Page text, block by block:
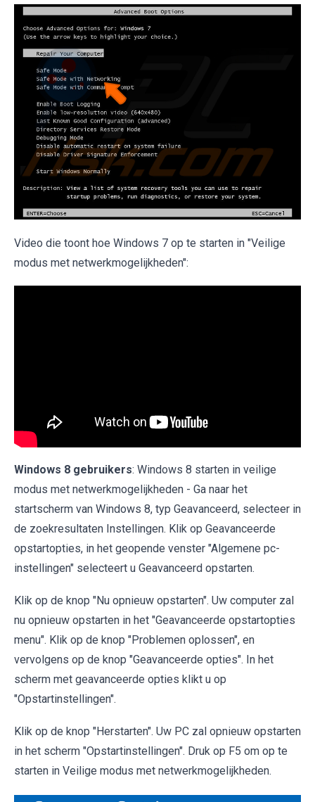
Video die toont hoe Windows 7 op te starten in "Veilige
modus met netwerkmogelijkheden":
Windows 8 gebruikers: Windows 8 starten in veilige
modus met netwerkmogelijkheden - Ga naar het
startscherm van Windows 8, typ Geavanceerd, selecteer in
de zoekresultaten Instellingen. Klik op Geavanceerde
opstartopties, in het geopende venster "Algemene pc-
instellingen" selecteert u Geavanceerd opstarten.
Klik op de knop "Nu opnieuw opstarten". Uw computer zal
nu opnieuw opstarten in het "Geavanceerde opstartopties
menu". Klik op de knop "Problemen oplossen", en
vervolgens op de knop "Geavanceerde opties". In het
scherm met geavanceerde opties klikt u op
"Opstartinstellingen".
Klik op de knop "Herstarten". Uw PC zal opnieuw opstarten
in het scherm "Opstartinstellingen". Druk op F5 om op te
starten in Veilige modus met netwerkmogelijkheden.